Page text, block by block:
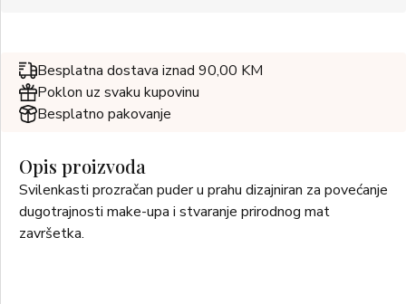
Besplatna dostava iznad 90,00 KM
Poklon uz svaku kupovinu
Besplatno pakovanje
Opis proizvoda
Svilenkasti prozračan puder u prahu dizajniran za povećanje
dugotrajnosti make-upa i stvaranje prirodnog mat
završetka.